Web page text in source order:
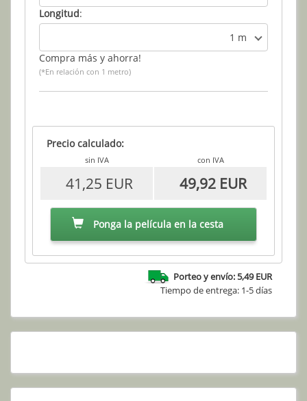
Longitud:
1 m
Compra más y ahorra!
(*En relación con 1 metro)
Precio calculado:
sin IVA con IVA
41,25 EUR 49,92 EUR
Ponga la película en la cesta
Porteo y envío: 5,49 EUR
Tiempo de entrega: 1-5 días